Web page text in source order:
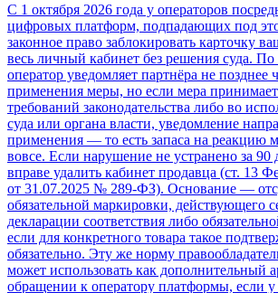
С 1 октября 2026 года у операторов
цифровых платформ, подпадающих под
законное право заблокировать карточку
весь личный кабинет без решения суда.
оператор уведомляет партнёра не позднее
применения меры, но если мера
требований законодательства либо во
суда или органа власти, уведомление
применения — то есть запаса на реакцию
вовсе. Если нарушение не устранено за 90
вправе удалить кабинет продавца (ст. 13
от 31.07.2025 № 289-ФЗ). Основание —
обязательной маркировки, действующего
декларации соответствия либо
если для конкретного товара такое
обязательно. Эту же норму
может использовать как дополнительный
обращении к оператору платформы, если у